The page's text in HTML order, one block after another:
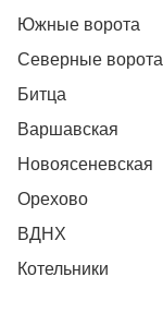
Южные ворота
Северные ворота
Битца
Варшавская
Новоясеневская
Орехово
ВДНХ
Котельники